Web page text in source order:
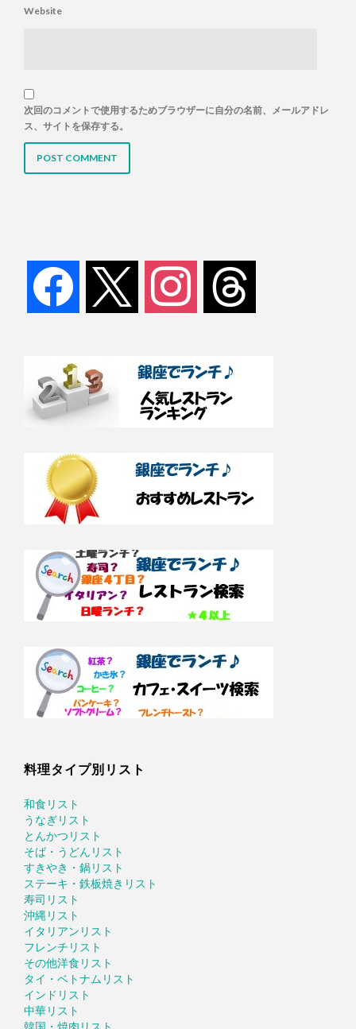
Website
次回のコメントで使用するためブラウザーに自分の名前、メールアドレ
ス、サイトを保存する。
facebook instagram threads
料理タイプ別リスト
和食リスト
うなぎリスト
とんかつリスト
そば・うどんリスト
すきやき・鍋リスト
ステーキ・鉄板焼きリスト
寿司リスト
沖縄リスト
イタリアンリスト
フレンチリスト
その他洋食リスト
タイ・ベトナムリスト
インドリスト
中華リスト
韓国・焼肉リスト